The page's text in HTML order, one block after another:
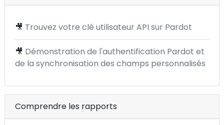
🎥 Trouvez votre clé utilisateur API sur Pardot
🎥 Démonstration de l'authentification Pardot et
de la synchronisation des champs personnalisés
Comprendre les rapports